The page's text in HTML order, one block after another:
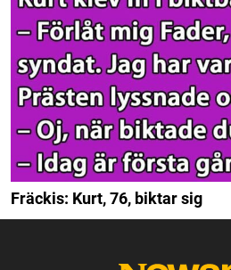
Fräckis: Kurt, 76, biktar sig